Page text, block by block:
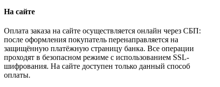
На сайте
Оплата заказа на сайте осуществляется онлайн через СБП:
после оформления покупатель перенаправляется на
защищённую платёжную страницу банка. Все операции
проходят в безопасном режиме с использованием SSL-
шифрования. На сайте доступен только данный способ
оплаты.